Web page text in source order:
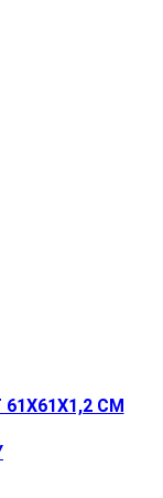
61X61X1,2 CM